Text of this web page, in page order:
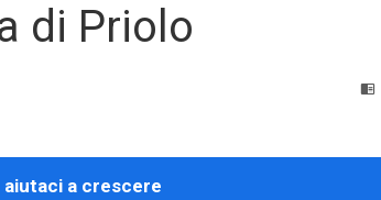
di Priolo
aiutaci a crescere